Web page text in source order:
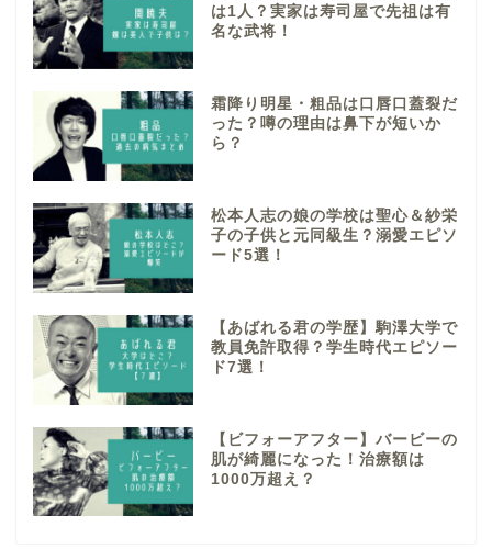
は1人？実家は寿司屋で先祖は有
名な武将！
霜降り明星・粗品は口唇口蓋裂だ
った？噂の理由は鼻下が短いか
ら？
松本人志の娘の学校は聖心＆紗栄
子の子供と元同級生？溺愛エピソ
ード5選！
【あばれる君の学歴】駒澤大学で
教員免許取得？学生時代エピソー
ド7選！
【ビフォーアフター】バービーの
肌が綺麗になった！治療額は
1000万超え？